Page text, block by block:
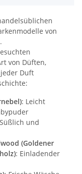
von
von Düften,
Duft
: Leicht
und
(Goldener
: Einladender